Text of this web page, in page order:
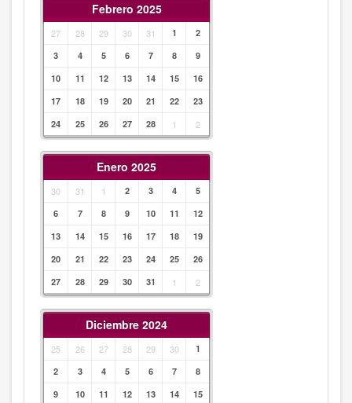
Febrero 2025
27 28 29 30 31 1
2
3
4 5 6 7 8
9
10
11 12 13 14 15
16
17
18 19 20 21 22
23
24
25 26 27 28 1 2
Enero 2025
30 31 1 2 3 4
5
6
7 8 9 10 11
12
13
14 15 16 17 18
19
20
21 22 23 24 25
26
27
28 29 30 31 1 2
Diciembre 2024
25 26 27 28 29 30
1
2
3 4 5 6 7
8
9
10 11 12 13 14
15